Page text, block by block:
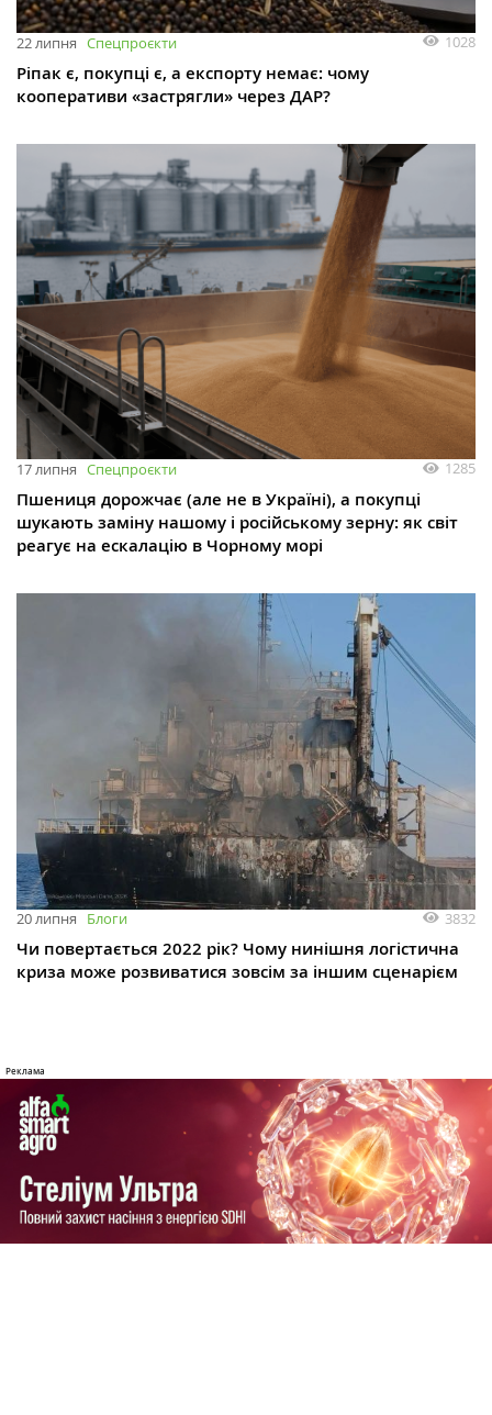
22 липня Спецпроєкти 1028
Ріпак є, покупці є, а експорту немає: чому
кооперативи «застрягли» через ДАР?
17 липня Спецпроєкти 1285
Пшениця дорожчає (але не в Україні), а покупці
шукають заміну нашому і російському зерну: як світ
реагує на ескалацію в Чорному морі
20 липня Блоги 3832
Чи повертається 2022 рік? Чому нинішня логістична
криза може розвиватися зовсім за іншим сценарієм